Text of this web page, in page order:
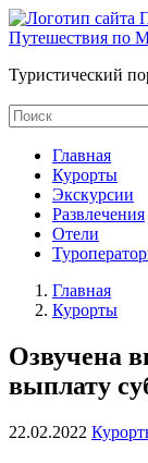
Путешествия по
Туристический
Главная
Курорты
Экскурсии
Развлечения
Отели
Главная
Курорты
Озвучена
выплату
22.02.2022